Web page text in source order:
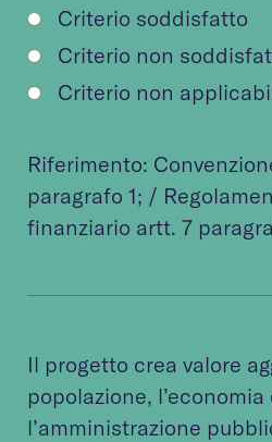
Criterio soddisfatto
Criterio non
Criterio non
Riferimento:
paragrafo 1; /
finanziario artt. 7
Il progetto crea valore
popolazione, l’economia
l’amministrazione